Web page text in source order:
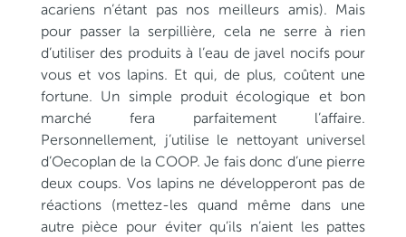
acariens n’étant pas nos meilleurs amis). Mais
pour passer la serpillière, cela ne serre à rien
d’utiliser des produits à l’eau de javel nocifs pour
vous et vos lapins. Et qui, de plus, coûtent une
fortune. Un simple produit écologique et bon
marché fera parfaitement l’affaire.
Personnellement, j’utilise le nettoyant universel
d’Oecoplan de la COOP. Je fais donc d’une pierre
deux coups. Vos lapins ne développeront pas de
réactions (mettez-les quand même dans une
autre pièce pour éviter qu’ils n’aient les pattes